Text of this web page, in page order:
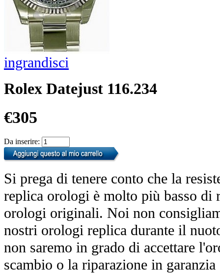
ingrandisci
Rolex Datejust 116.234
€305
Da inserire:
Si prega di tenere conto che la
replica orologi è molto più basso di
orologi originali. Noi non
nostri orologi replica durante il
non saremo in grado di accettare
scambio o la riparazione in